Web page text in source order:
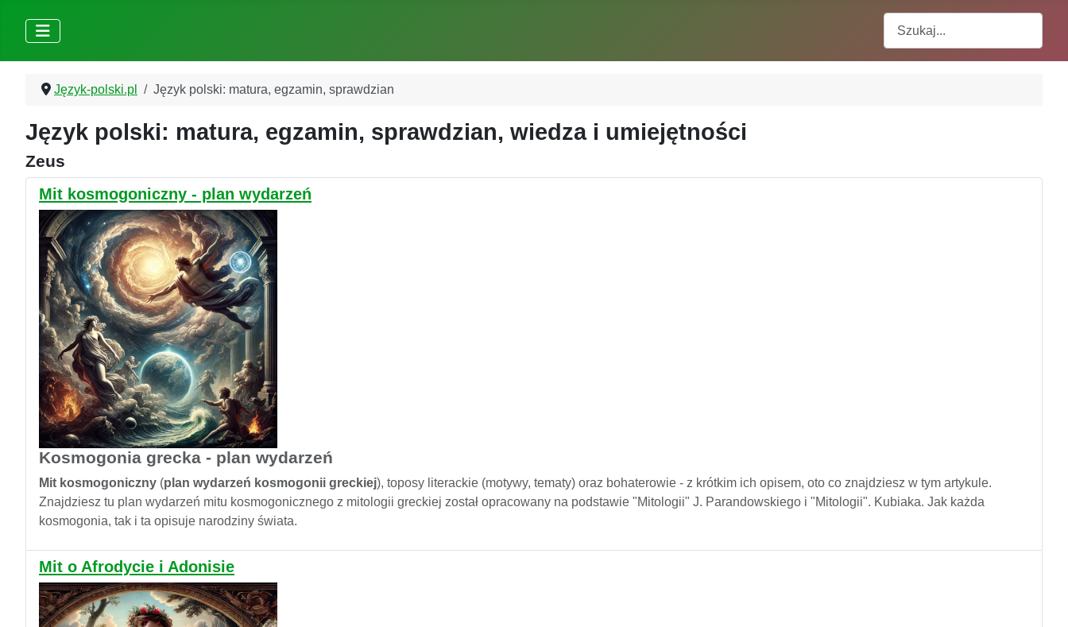
Język-polski.pl Język polski: matura, egzamin, sprawdzian
Język polski: matura, egzamin, sprawdzian, wiedza i umiejętności
Zeus
Mit kosmogoniczny - plan wydarzeń
Kosmogonia grecka - plan wydarzeń
Mit kosmogoniczny (plan wydarzeń kosmogonii greckiej), toposy literackie (motywy, tematy) oraz bohaterowie - z krótkim ich opisem, oto co znajdziesz w tym artykule.
Znajdziesz tu plan wydarzeń mitu kosmogonicznego z mitologii greckiej został opracowany na podstawie "Mitologii" J. Parandowskiego i "Mitologii". Kubiaka. Jak każda
kosmogonia, tak i ta opisuje narodziny świata.
Mit o Afrodycie i Adonisie